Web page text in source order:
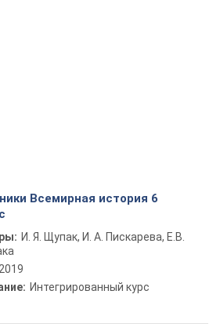
Всемирная история 6
И. Я. Щупак, И. А. Пискарева, Е.В.
2019
Интегрированный курс